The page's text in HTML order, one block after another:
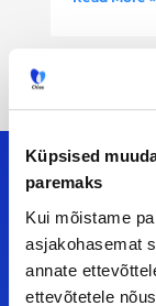
Küpsised
paremaks
Kui mõistame
asjakohasemat
annate
ettevõtetele